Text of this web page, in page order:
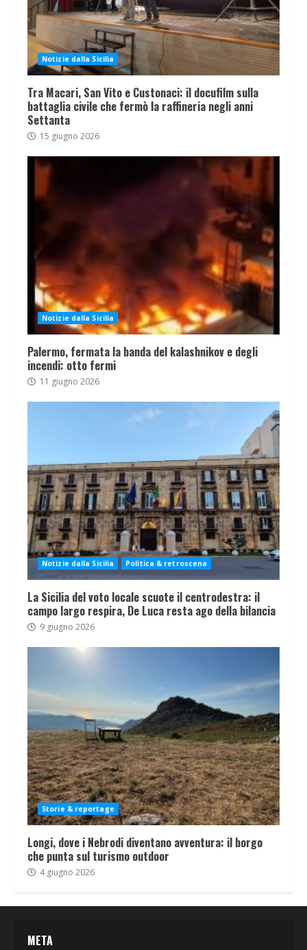
Notizie dalla Sicilia
Tra Macari, San Vito e Custonaci: il docufilm sulla
battaglia civile che fermò la raffineria negli anni
Settanta
15 giugno 2026
Notizie dalla Sicilia
Palermo, fermata la banda del kalashnikov e degli
incendi: otto fermi
11 giugno 2026
Notizie dalla Sicilia Politica & retroscena
La Sicilia del voto locale scuote il centrodestra: il
campo largo respira, De Luca resta ago della bilancia
9 giugno 2026
Storie & reportage
Longi, dove i Nebrodi diventano avventura: il borgo
che punta sul turismo outdoor
4 giugno 2026
META